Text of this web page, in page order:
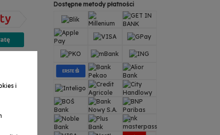
wew. 3
Dostępne metody płatności
i